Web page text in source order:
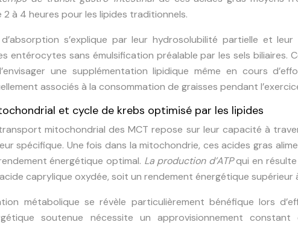
à 4 heures pour les lipides traditionnels.
s’explique par leur hydrosolubilité partielle et
entérocytes sans émulsification préalable par les sels biliaires.
une supplémentation lipidique même en cours
associés à la consommation de graisses pendant
et cycle de krebs optimisé par les lipides
mitochondrial des MCT repose sur leur capacité à
spécifique. Une fois dans la mitochondrie, ces acides gras
énergétique optimal. La production d’ATPqui en
caprylique oxydée, soit un rendement énergétique supérieur
métabolique se révèle particulièrement bénéfique lors
soutenue nécessite un approvisionnement